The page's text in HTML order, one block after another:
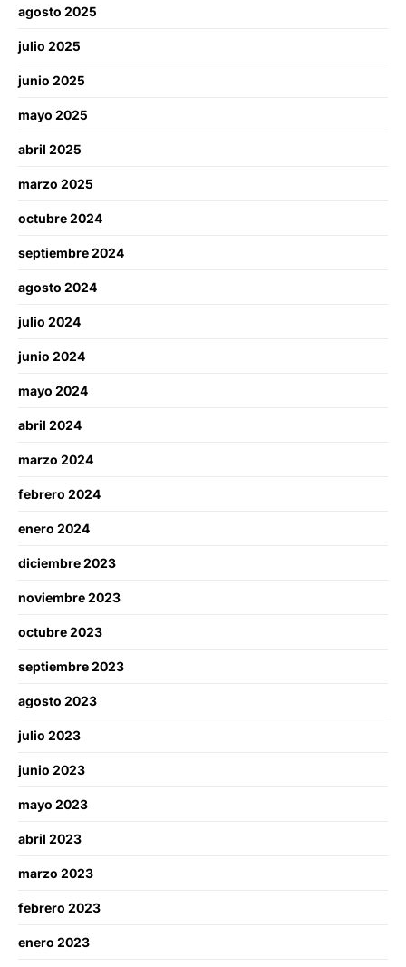
agosto 2025
julio 2025
junio 2025
mayo 2025
abril 2025
marzo 2025
octubre 2024
septiembre 2024
agosto 2024
julio 2024
junio 2024
mayo 2024
abril 2024
marzo 2024
febrero 2024
enero 2024
diciembre 2023
noviembre 2023
octubre 2023
septiembre 2023
agosto 2023
julio 2023
junio 2023
mayo 2023
abril 2023
marzo 2023
febrero 2023
enero 2023